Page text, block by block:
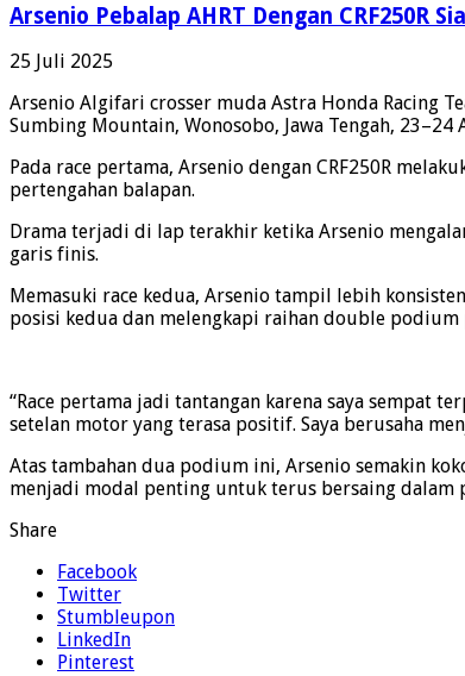
Arsenio Pebalap AHRT Dengan CRF250R
25 Juli 2025
Arsenio Algifari crosser muda Astra Honda Racing
Sumbing Mountain, Wonosobo, Jawa Tengah,
Pada race pertama, Arsenio dengan CRF250R
pertengahan balapan.
Drama terjadi di lap terakhir ketika Arsenio
garis finis.
Memasuki race kedua, Arsenio tampil lebih
posisi kedua dan melengkapi raihan double podium
“Race pertama jadi tantangan karena saya sempat
setelan motor yang terasa positif. Saya berusaha
Atas tambahan dua podium ini, Arsenio semakin
menjadi modal penting untuk terus bersaing dalam
Share
Facebook
Twitter
Stumbleupon
LinkedIn
Pinterest